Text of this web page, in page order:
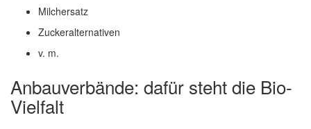
Milchersatz
Zuckeralternativen
v. m.
Anbauverbände: dafür steht die Bio-
Vielfalt